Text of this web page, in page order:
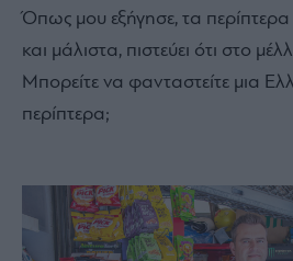
Όπως μου εξήγησε, τα
και μάλιστα, πιστεύει ότι στο
Μπορείτε να φανταστείτε μια
περίπτερα;